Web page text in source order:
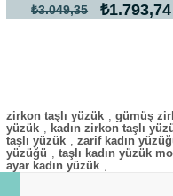
₺1.793,74
₺3.049,35
zirkon taşlı yüzük , gümüş
yüzük , kadın zirkon taşlı
taşlı yüzük , zarif kadın
yüzüğü , taşlı kadın yüzük
ayar kadın yüzük ,